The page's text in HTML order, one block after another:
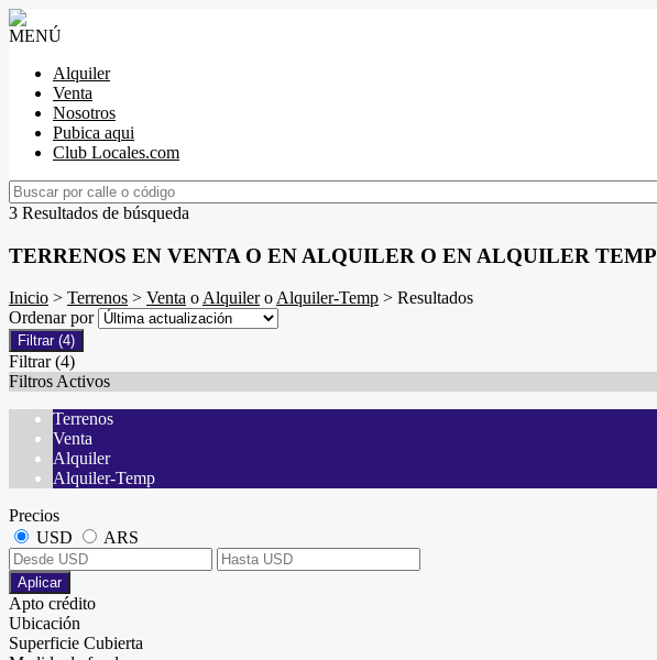
MENÚ
Alquiler
Venta
Nosotros
Pubica aqui
Club Locales.com
3 Resultados de búsqueda
TERRENOS EN VENTA O EN ALQUILER O EN ALQUILER TEMP
Inicio > Terrenos > Venta oAlquileroAlquiler-Temp > Resultados
Ordenar por
Filtrar (4)
Filtrar (4)
Filtros Activos
Terrenos
Venta
Alquiler
Alquiler-Temp
Precios
USD
ARS
Aplicar
Apto crédito
Ubicación
Superficie Cubierta